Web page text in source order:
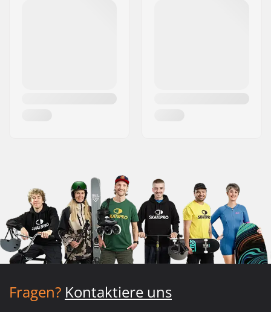
Fragen? Kontaktiere uns